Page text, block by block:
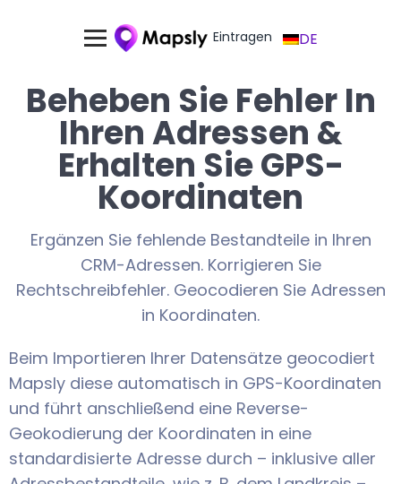
Eintragen DE
Beheben Sie Fehler In
Ihren Adressen &
Erhalten Sie GPS-
Koordinaten
Ergänzen Sie fehlende Bestandteile in Ihren
CRM-Adressen. Korrigieren Sie
Rechtschreibfehler. Geocodieren Sie Adressen
in Koordinaten.
Beim Importieren Ihrer Datensätze geocodiert
Mapsly diese automatisch in GPS-Koordinaten
und führt anschließend eine Reverse-
Geokodierung der Koordinaten in eine
standardisierte Adresse durch – inklusive aller